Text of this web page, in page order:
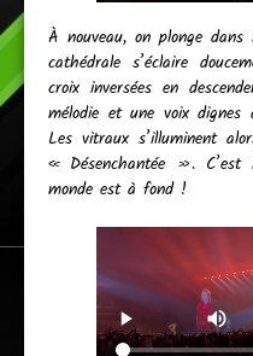
À nouveau, on plonge
cathédrale s’éclaire
croix inversées en
mélodie et une voix dignes
Les vitraux s’illuminent
« Désenchantée ».
monde est à fond !